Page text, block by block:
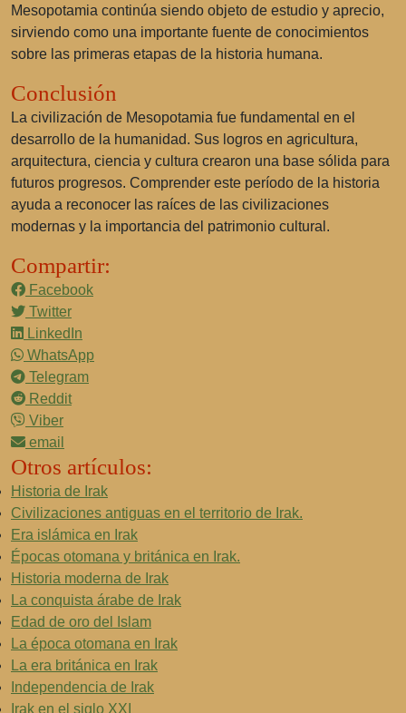
Mesopotamia continúa siendo objeto de estudio y aprecio,
sirviendo como una importante fuente de conocimientos
sobre las primeras etapas de la historia humana.
Conclusión
La civilización de Mesopotamia fue fundamental en el
desarrollo de la humanidad. Sus logros en agricultura,
arquitectura, ciencia y cultura crearon una base sólida para
futuros progresos. Comprender este período de la historia
ayuda a reconocer las raíces de las civilizaciones
modernas y la importancia del patrimonio cultural.
Compartir:
Facebook
Twitter
LinkedIn
WhatsApp
Telegram
Reddit
Viber
email
Otros artículos:
Historia de Irak
Civilizaciones antiguas en el territorio de Irak.
Era islámica en Irak
Épocas otomana y británica en Irak.
Historia moderna de Irak
La conquista árabe de Irak
Edad de oro del Islam
La época otomana en Irak
La era británica en Irak
Independencia de Irak
Irak en el siglo XXI